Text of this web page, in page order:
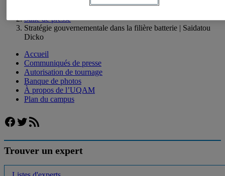
Salle de presse
Stratégie gouvernementale dans la filière batterie | Saidatou
Dicko
Accueil
Communiqués de presse
Autorisation de tournage
Banque de photos
À propos de l’UQAM
Plan du campus
Facebook
Twitter
Flux RSS
Trouver un expert